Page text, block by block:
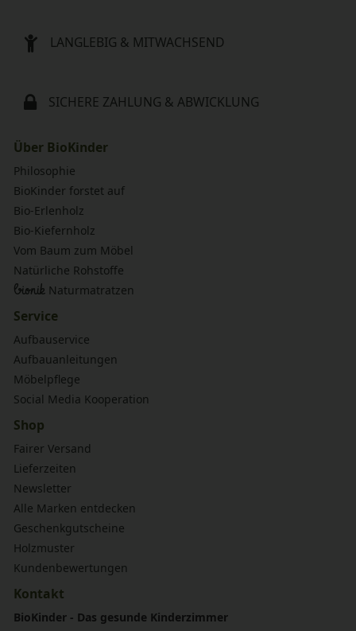
LANGLEBIG & MITWACHSEND
SICHERE ZAHLUNG & ABWICKLUNG
Über BioKinder
Philosophie
BioKinder forstet auf
Bio-Erlenholz
Bio-Kiefernholz
Vom Baum zum Möbel
Natürliche Rohstoffe
bionik Naturmatratzen
Service
Aufbauservice
Aufbauanleitungen
Möbelpflege
Social Media Kooperation
Shop
Fairer Versand
Lieferzeiten
Newsletter
Alle Marken entdecken
Geschenkgutscheine
Holzmuster
Kundenbewertungen
Kontakt
BioKinder - Das gesunde Kinderzimmer